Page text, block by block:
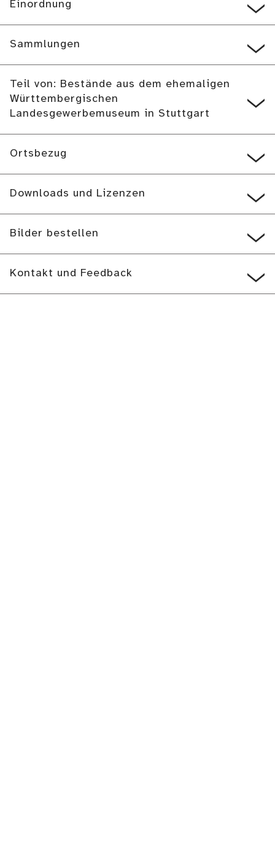
Einordnung
Sammlungen
Teil von: Bestände aus dem ehemaligen
Württembergischen
Landesgewerbemuseum in Stuttgart
Ortsbezug
Downloads und Lizenzen
Bilder bestellen
Kontakt und Feedback